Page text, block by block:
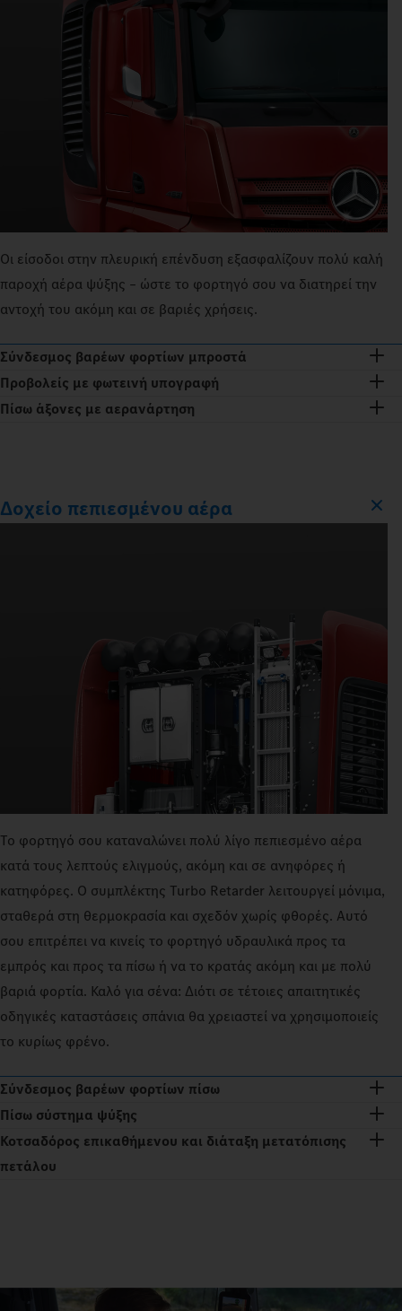
Οι είσοδοι στην πλευρική επένδυση εξασφαλίζουν πολύ καλή
παροχή αέρα ψύξης – ώστε το φορτηγό σου να διατηρεί την
αντοχή του ακόμη και σε βαριές χρήσεις.
Σύνδεσμος βαρέων φορτίων μπροστά
Προβολείς με φωτεινή υπογραφή
Πίσω άξονες με αερανάρτηση
Δοχείο πεπιεσμένου αέρα
Το φορτηγό σου καταναλώνει πολύ λίγο πεπιεσμένο αέρα
κατά τους λεπτούς ελιγμούς, ακόμη και σε ανηφόρες ή
κατηφόρες. Ο συμπλέκτης Turbo Retarder λειτουργεί μόνιμα,
σταθερά στη θερμοκρασία και σχεδόν χωρίς φθορές. Αυτό
σου επιτρέπει να κινείς το φορτηγό υδραυλικά προς τα
εμπρός και προς τα πίσω ή να το κρατάς ακόμη και με πολύ
βαριά φορτία. Καλό για σένα: Διότι σε τέτοιες απαιτητικές
οδηγικές καταστάσεις σπάνια θα χρειαστεί να χρησιμοποιείς
το κυρίως φρένο.
Σύνδεσμος βαρέων φορτίων πίσω
Πίσω σύστημα ψύξης
Κοτσαδόρος επικαθήμενου και διάταξη μετατόπισης
πετάλου